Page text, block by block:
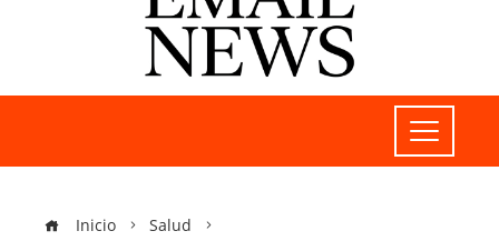
Inicio
Salud